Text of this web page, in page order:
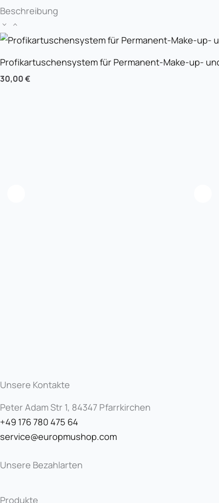
Beschreibung
Profikartuschensystem für Permanent-Make-up-
30,00€
Unsere Kontakte
Peter Adam Str 1, 84347 Pfarrkirchen
+49 176 780 475 64
service@europmushop.com
Unsere Bezahlarten
Produkte